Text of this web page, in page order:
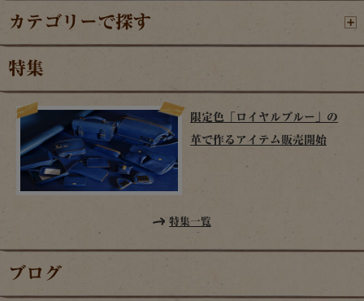
カテゴリーで探す
特集
限定色「ロイヤルブルー」の
革で作るアイテム販売開始
特集一覧
ブログ